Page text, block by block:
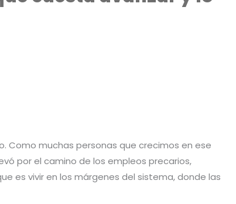
Como muchas personas que crecimos en ese
por el camino de los empleos precarios,
es vivir en los márgenes del sistema, donde las